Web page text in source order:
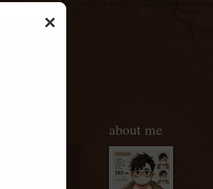
about me
×